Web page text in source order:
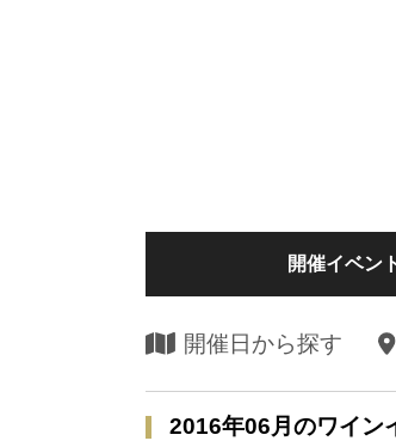
開催イベン
開催日から探す
2016年06月のワイン